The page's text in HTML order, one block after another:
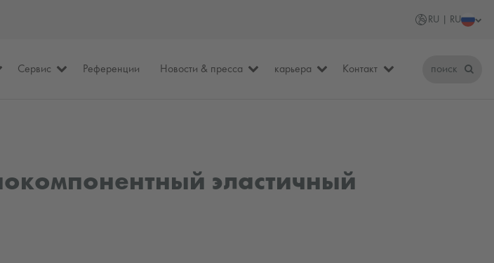
RU | RU
Сервис Референции Новости & пресса карьера Контакт поиск
эластичный